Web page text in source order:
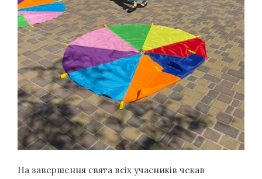
На завершення свята всіх учасників чекав